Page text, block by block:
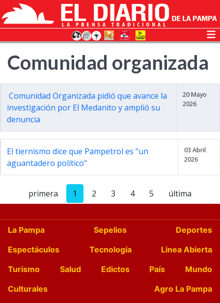
Comunidad organizada
Comunidad Organizada pidió que avance la
investigación por El Medanito y amplió su
denuncia
20 Mayo
2026
El tiernismo dice que Pampetrol es "un
aguantadero político"
03 Abril
2026
primera 1 2 3 4 5 última
La Pampa Sepelios
Deportes
Espectáculos
Tecnología
Linea Abierta
Turismo
Salud Edictos País
Mundo
Culturales
Agro La Pampa